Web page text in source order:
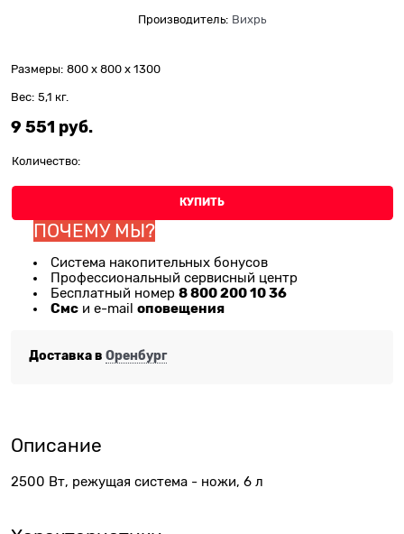
Производитель: Вихрь
Размеры: 800 x 800 x 1300
Вес: 5,1 кг.
9 551 руб.
Количество:
КУПИТЬ
ПОЧЕМУ МЫ?
Система накопительных бонусов
Профессиональный сервисный центр
Бесплатный номер 8 800 200 10 36
Смс и e-mail оповещения
Доставка в Оренбург
Описание
2500 Вт, режущая система - ножи, 6 л